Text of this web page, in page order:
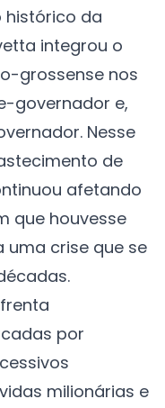
histórico da
integrou o
grossense nos
governador e,
Nesse
de
afetando
que houvesse
uma crise que se
por
milionárias e